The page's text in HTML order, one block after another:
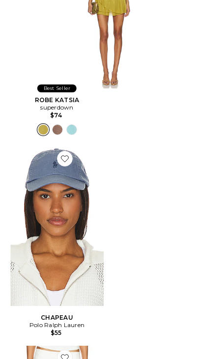
Best Seller
ROBE KATSIA
superdown
$74
Favorite CHAPEAU
CHAPEAU
Polo Ralph Lauren
$55